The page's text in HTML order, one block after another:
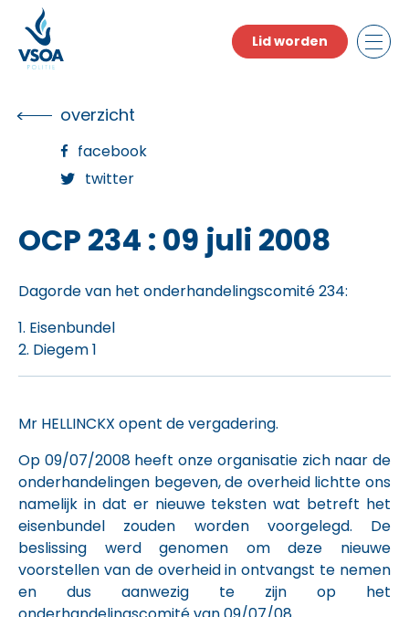
the
content
Lid worden
overzicht
facebook
twitter
OCP 234 : 09 juli 2008
Dagorde van het onderhandelingscomité 234:
1. Eisenbundel
2. Diegem 1
Mr HELLINCKX opent de vergadering.
Op 09/07/2008 heeft onze organisatie zich naar de
onderhandelingen begeven, de overheid lichtte ons
namelijk in dat er nieuwe teksten wat betreft het
eisenbundel zouden worden voorgelegd. De
beslissing werd genomen om deze nieuwe
voorstellen van de overheid in ontvangst te nemen
en dus aanwezig te zijn op het